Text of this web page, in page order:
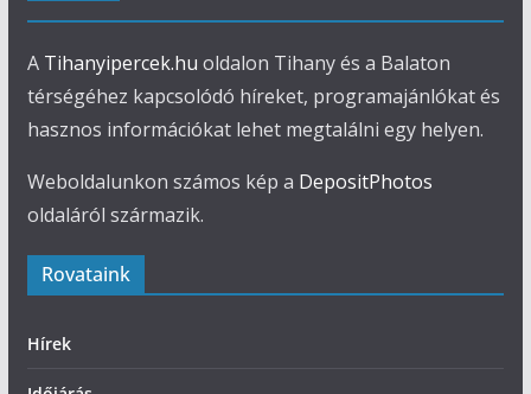
A Tihanyipercek.hu oldalon Tihany és a Balaton
térségéhez kapcsolódó híreket, programajánlókat és
hasznos információkat lehet megtalálni egy helyen.
Weboldalunkon számos kép a DepositPhotos
oldaláról származik.
Rovataink
Hírek